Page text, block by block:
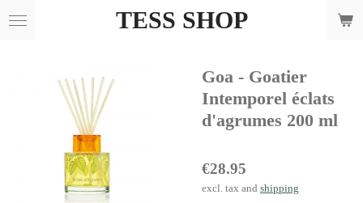
Skip
TESS SHOP
Goa - Goatier
Intemporel éclats
d'agrumes 200 ml
€28.95
excl. tax and shipping